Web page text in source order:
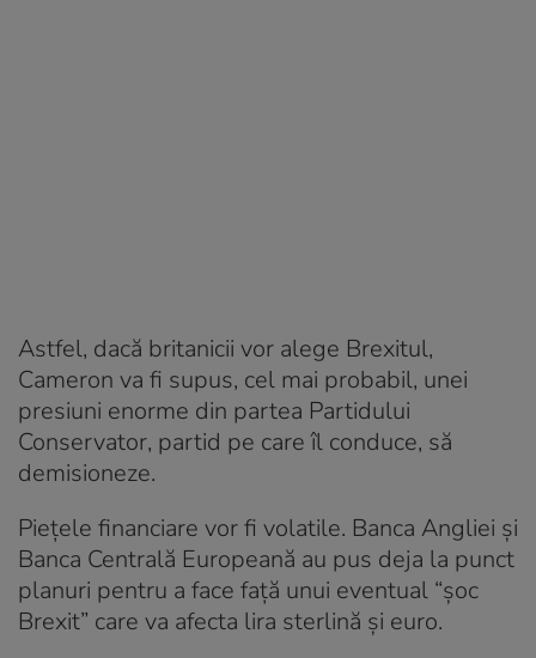
Astfel, dacă britanicii vor alege Brexitul,
Cameron va fi supus, cel mai probabil, unei
presiuni enorme din partea Partidului
Conservator, partid pe care îl conduce, să
demisioneze.
Pieţele financiare vor fi volatile. Banca Angliei şi
Banca Centrală Europeană au pus deja la punct
planuri pentru a face faţă unui eventual “şoc
Brexit” care va afecta lira sterlină şi euro.